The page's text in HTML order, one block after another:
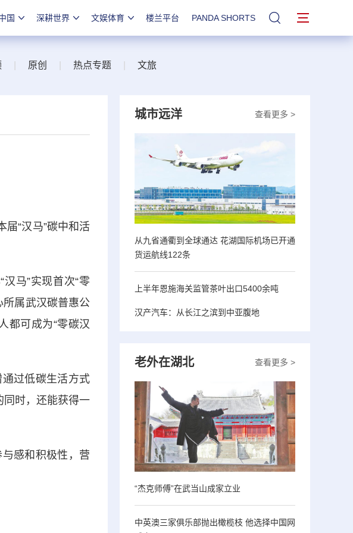
国 深耕世界 文娱体育 楼兰平台 PANDA SHORTS 站内搜索
原创 热点专题 文旅
“汉马”碳中和活
马”实现首次“零
所属武汉碳普惠公
都可成为“零碳汉
过低碳生活方式
同时，还能获得一
感和积极性，营
查看更多 >
城市远洋
从九省通衢到全球通达 花湖国际机场已开通
货运航线122条
上半年恩施海关监管茶叶出口5400余吨
汉产汽车：从长江之滨到中亚腹地
查看更多 >
老外在湖北
“杰克师傅”在武当山成家立业
中英澳三家俱乐部抛出橄榄枝 他选择中国网